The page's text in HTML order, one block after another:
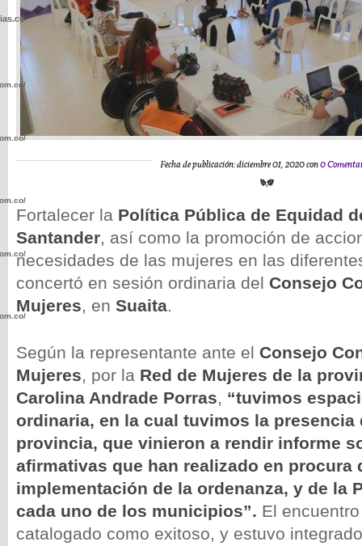
Fecha de publicación: diciembre 01, 2020 con0
Fortalecer la Política Pública de Equidad
Santander, así como la promoción de
necesidades de las mujeres en las
concertó en sesión ordinaria del Consejo
Mujeres, en Suaita.
Según la representante ante el Consejo
Mujeres, por la Red de Mujeres de la
Carolina Andrade Porras, “tuvimos
ordinaria, en la cual tuvimos la presencia
provincia, que vinieron a rendir informe
afirmativas que han realizado en procura
implementación de la ordenanza, y de la
cada uno de los municipios”. El
catalogado como exitoso, y estuvo
wp-
wp-
wp-
wp-
wp-
wp-
wp-
wp-